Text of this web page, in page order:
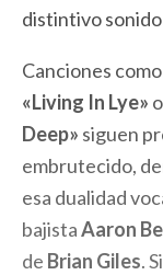
distintivo
Canciones como
«Living In Lye»
Deep» siguen
embrutecido,
esa dualidad
bajistaAaron
de Brian Giles.